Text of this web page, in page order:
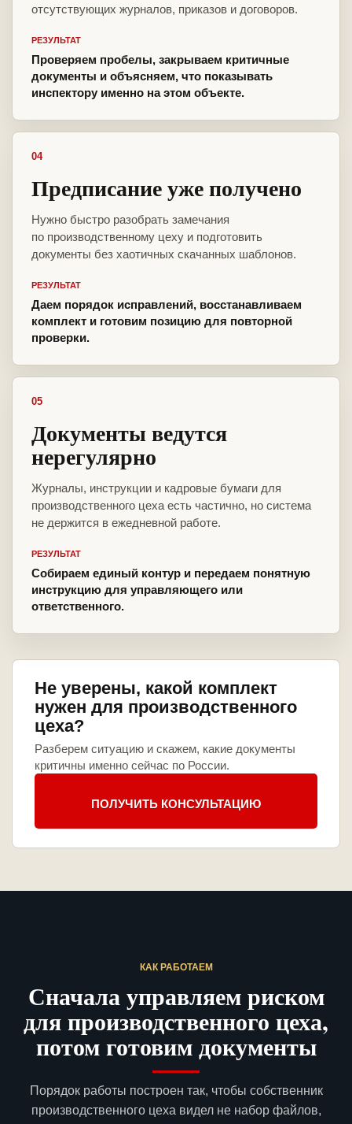
отсутствующих журналов, приказов и договоров.
РЕЗУЛЬТАТ
Проверяем пробелы, закрываем критичные
документы и объясняем, что показывать
инспектору именно на этом объекте.
04
Предписание уже получено
Нужно быстро разобрать замечания
по производственному цеху и подготовить
документы без хаотичных скачанных шаблонов.
РЕЗУЛЬТАТ
Даем порядок исправлений, восстанавливаем
комплект и готовим позицию для повторной
проверки.
05
Документы ведутся
нерегулярно
Журналы, инструкции и кадровые бумаги для
производственного цеха есть частично, но система
не держится в ежедневной работе.
РЕЗУЛЬТАТ
Собираем единый контур и передаем понятную
инструкцию для управляющего или
ответственного.
Не уверены, какой комплект
нужен для производственного
цеха?
Разберем ситуацию и скажем, какие документы
критичны именно сейчас по России.
ПОЛУЧИТЬ КОНСУЛЬТАЦИЮ
КАК РАБОТАЕМ
Сначала управляем риском
для производственного цеха,
потом готовим документы
Порядок работы построен так, чтобы собственник
производственного цеха видел не набор файлов,